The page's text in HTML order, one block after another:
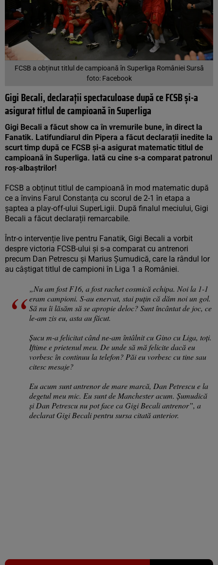
FCSB a obținut titlul de campioană în Superliga României Sursă
foto: Facebook
Gigi Becali, declarații spectaculoase după ce FCSB și-a
asigurat titlul de campioană în Superliga
Gigi Becali a făcut show ca în vremurile bune, în direct la
Fanatik. Latifundiarul din Pipera a făcut declarații inedite la
scurt timp după ce FCSB și-a asigurat matematic titlul de
campioană în Superliga. Iată cu cine s-a comparat patronul
roș-albaștrilor!
FCSB a obținut titlul de campioană în mod matematic după
ce a învins Farul Constanța cu scorul de 2-1 în etapa a
șaptea a play-off-ului SuperLigii. După finalul meciului, Gigi
Becali a făcut declarații remarcabile.
Într-o intervenție live pentru Fanatik, Gigi Becali a vorbit
despre victoria FCSB-ului și s-a comparat cu antrenori
precum Dan Petrescu și Marius Șumudică, care la rândul lor
au câștigat titlul de campioni în Liga 1 a României.
„Nu am fost F16, a fost rachet cosmică echipa. Noi la 1-1
eram campioni. S-au enervat, stai puțin că dăm noi un gol.
Să nu îi lăsăm să se apropie deloc? Sunt încântat de joc, ce
le-am zis eu, asta au făcut.
Șucu m-a felicitat când ne-am întâlnit cu Gino cu Liga, toți.
Iftime e prietenul meu. De unde să mă felicite dacă eu
vorbesc în continuu la telefon? Păi eu vorbesc cu tine sau
citesc mesaje?
Eu acum sunt antrenor de mare marcă, Dan Petrescu e la
degetul meu mic. Eu sunt de Manchester acum. Șumudică
și Dan Petrescu nu pot face ca Gigi Becali antrenor”, a
declarat Gigi Becali pentru sursa citată anterior.